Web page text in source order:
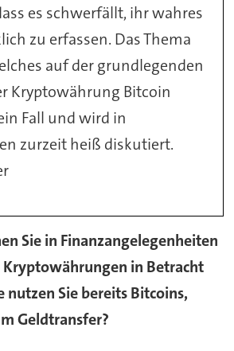
es schwerfällt, ihr wahres
zu erfassen. Das Thema
auf der grundlegenden
Kryptowährung Bitcoin
Fall und wird in
zurzeit heiß diskutiert.
Sie in Finanzangelegenheiten
in Betracht
nutzen Sie bereits Bitcoins,
Geldtransfer?